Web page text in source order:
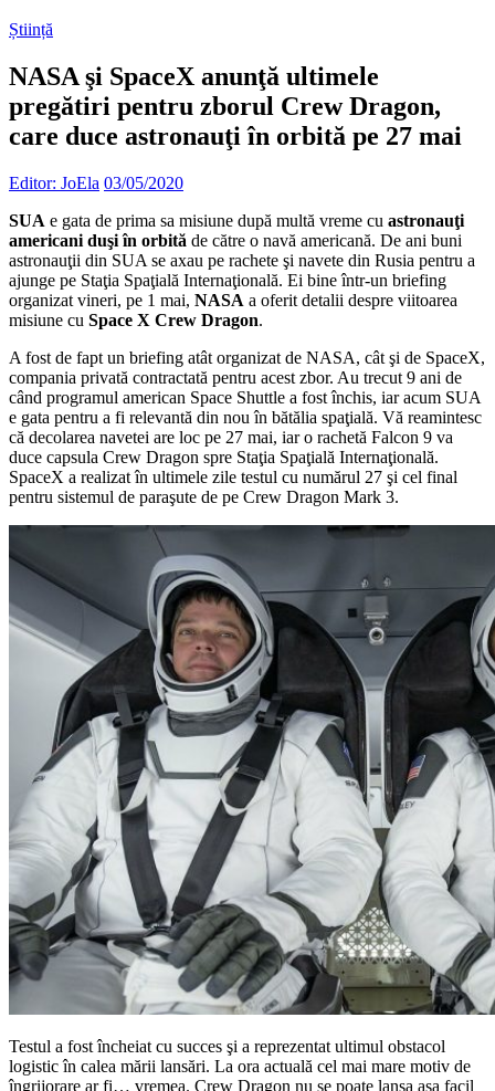
Știință
NASA şi SpaceX anunţă ultimele
pregătiri pentru zborul Crew Dragon,
care duce astronauţi în orbită pe 27 mai
Editor: JoEla 03/05/2020
SUA e gata de prima sa misiune după multă vreme cu astronauţi
americani duşi în orbită de către o navă americană. De ani buni
astronauţii din SUA se axau pe rachete şi navete din Rusia pentru a
ajunge pe Staţia Spaţială Internaţională. Ei bine într-un briefing
organizat vineri, pe 1 mai, NASA a oferit detalii despre viitoarea
misiune cu Space X Crew Dragon.
A fost de fapt un briefing atât organizat de NASA, cât şi de SpaceX,
compania privată contractată pentru acest zbor. Au trecut 9 ani de
când programul american Space Shuttle a fost închis, iar acum SUA
e gata pentru a fi relevantă din nou în bătălia spaţială. Vă reamintesc
că decolarea navetei are loc pe 27 mai, iar o rachetă Falcon 9 va
duce capsula Crew Dragon spre Staţia Spaţială Internaţională.
SpaceX a realizat în ultimele zile testul cu numărul 27 şi cel final
pentru sistemul de paraşute de pe Crew Dragon Mark 3.
Testul a fost încheiat cu succes şi a reprezentat ultimul obstacol
logistic în calea mării lansări. La ora actuală cel mai mare motiv de
îngrijorare ar fi… vremea. Crew Dragon nu se poate lansa aşa facil